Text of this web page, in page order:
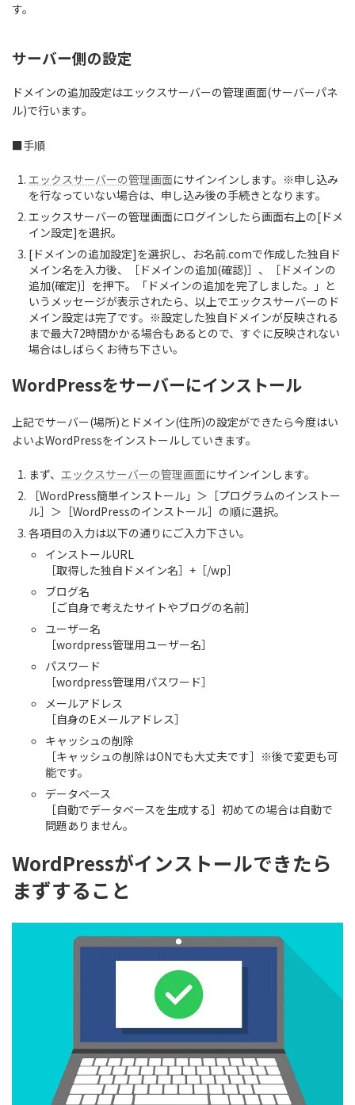
す。
サーバー側の設定
ドメインの追加設定はエックスサーバーの管理画面(サーバーパネ
ル)で行います。
■手順
エックスサーバーの管理画面にサインインします。※申し込み
を行なっていない場合は、申し込み後の手続きとなります。
エックスサーバーの管理画面にログインしたら画面右上の[ドメ
イン設定]を選択。
[ドメインの追加設定]を選択し、お名前.comで作成した独自ド
メイン名を入力後、［ドメインの追加(確認)］、［ドメインの
追加(確定)］を押下。「ドメインの追加を完了しました。」と
いうメッセージが表示されたら、以上でエックスサーバーのド
メイン設定は完了です。※設定した独自ドメインが反映される
まで最大72時間かかる場合もあるとので、すぐに反映されない
場合はしばらくお待ち下さい。
WordPressをサーバーにインストール
上記でサーバー(場所)とドメイン(住所)の設定ができたら今度はい
よいよWordPressをインストールしていきます。
まず、 エックスサーバーの管理画面にサインインします。
［WordPress簡単インストール」＞［プログラムのインストー
ル］＞［WordPressのインストール］の順に選択。
各項目の入力は以下の通りにご入力下さい。
インストールURL
［取得した独自ドメイン名］+［/wp］
ブログ名
［ご自身で考えたサイトやブログの名前］
ユーザー名
［wordpress管理用ユーザー名］
パスワード
［wordpress管理用パスワード］
メールアドレス
［自身のEメールアドレス］
キャッシュの削除
［キャッシュの削除はONでも大丈夫です］※後で変更も可
能です。
データベース
［自動でデータベースを生成する］初めての場合は自動で
問題ありません。
WordPressがインストールできたら
まずすること